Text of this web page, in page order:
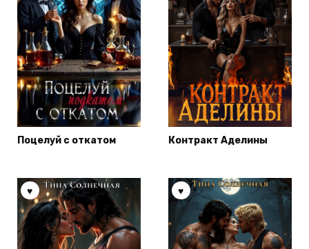
Поцелуй с откатом Контракт Аделины